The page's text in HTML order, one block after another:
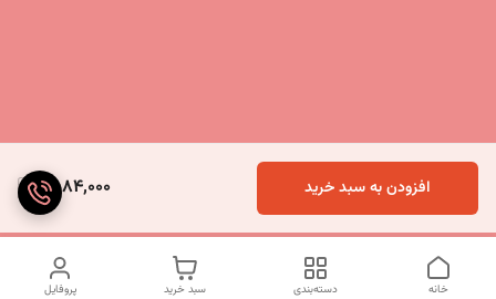
2,084,000 افزودن به سبد خرید
پروفایل سبد خرید دسته‌بندی خانه